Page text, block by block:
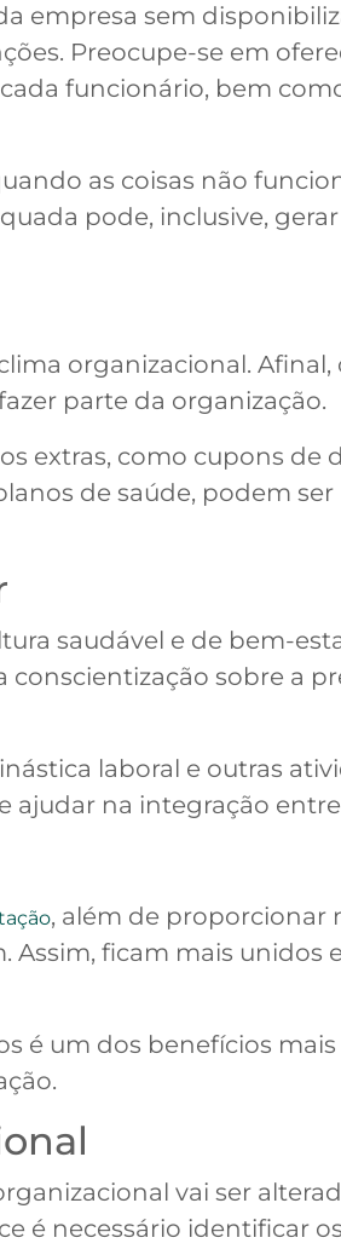
empresa sem
Preocupe-se em
funcionário, bem
as coisas não
pode, inclusive,
organizacional. Afinal,
parte da organização.
extras, como cupons de
de saúde, podem ser
saudável e de bem-
conscientização sobre a
laboral e outras
na integração entre
, além de proporcionar
Assim, ficam mais unidos
é um dos benefícios mais
vai ser
é necessário identificar